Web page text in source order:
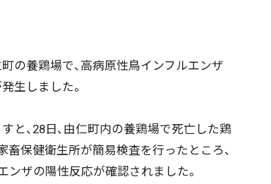
の養鶏場で、高病原性鳥インフルエンザ
生しました。
と、28日、由仁町内の養鶏場で死亡した鶏
畜保健衛生所が簡易検査を行ったところ、
ンザの陽性反応が確認されました。